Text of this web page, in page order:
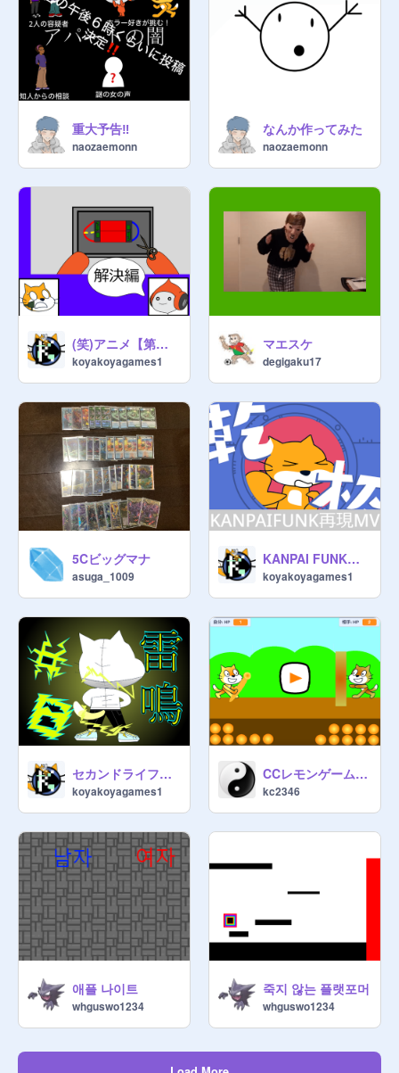
重大予告‼️
naozaemonn
なんか作ってみた
naozaemonn
(笑)アニメ【第六十六話・処理班・解決編】
koyakoyagames1
マエスケ
degigaku17
5Cビッグマナ
asuga_1009
KANPAI FUNK 再現MV
koyakoyagames1
セカンドライフ ＃8
koyakoyagames1
CCレモンゲーム 作りかけ
kc2346
애플 나이트
whguswo1234
죽지 않는 플랫포머
whguswo1234